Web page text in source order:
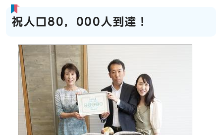
祝人口80，000人到達！